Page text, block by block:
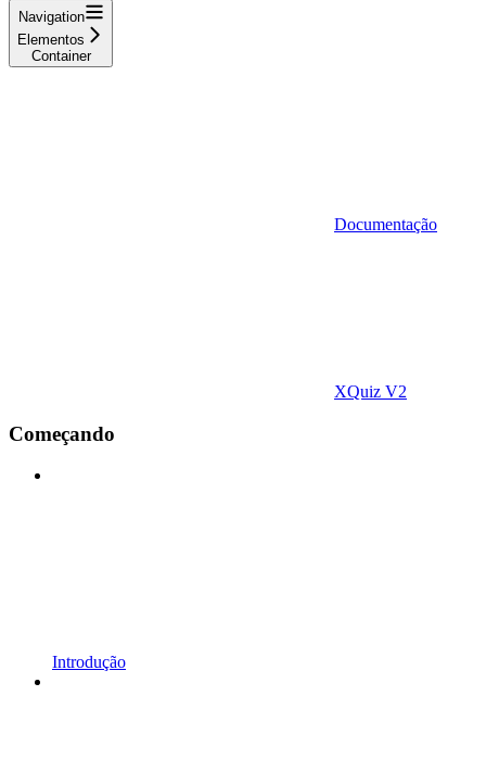
Navigation
Elementos
Container
Documentação
XQuiz V2
Começando
Introdução